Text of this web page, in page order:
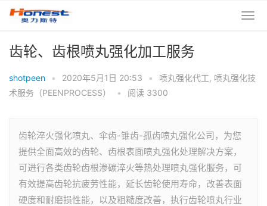
齿轮、齿根喷丸强化加工服务
shotpeen • 2020年5月1日 20:53 • 喷丸强化代工, 喷丸强化技
术服务（PEENPROCESS）
• 阅读 3300
齿轮淬火强化喷丸、伞齿-锥齿-孤齿喷丸强化公司，为您
提供全面高效的齿轮、齿根表面喷丸强化处理解决方案，
可进行各类齿轮齿根渗碳淬火等热处理喷丸强化服务，可
有效提高齿轮抗疲劳性能，延长齿轮使用寿命，改善表面
硬度和耐磨损性能，以及粗糙度改善，执行齿轮喷丸行业